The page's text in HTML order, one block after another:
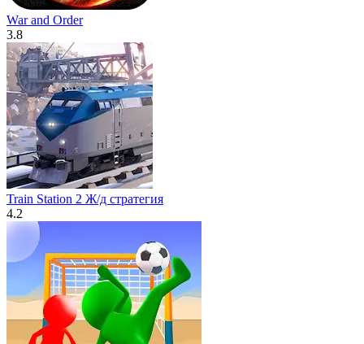
War and Order
3.8
Train Station 2 Ж/д стратегия
4.2